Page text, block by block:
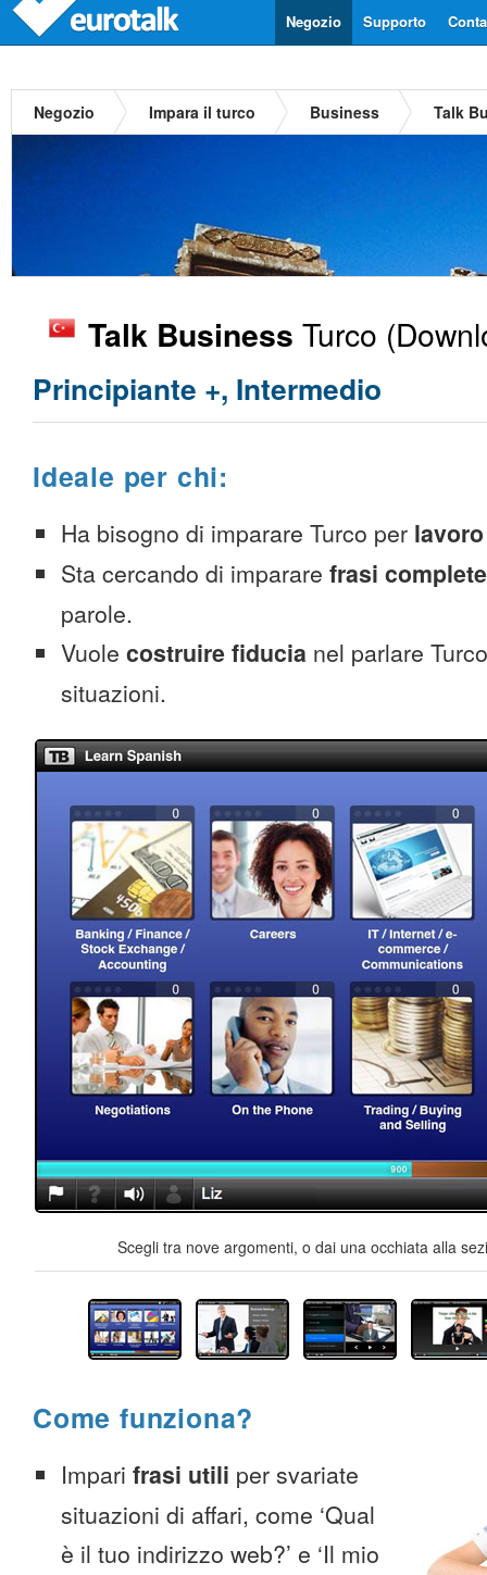
Supporto
Negozio
Negozio Impara il turco Business Talk
Talk Business Turco
Principiante +, Intermedio
Ideale per chi:
Ha bisogno di imparare Turco per lavoro
Sta cercando di imparare frasi complete
parole.
Vuole costruire fiducia nel parlare
situazioni.
Scegli tra nove argomenti, o dai una occhiata alla
Come funziona?
Impari frasi utili per svariate
situazioni di affari, come ‘Qual
è il tuo indirizzo web?’ e ‘Il mio